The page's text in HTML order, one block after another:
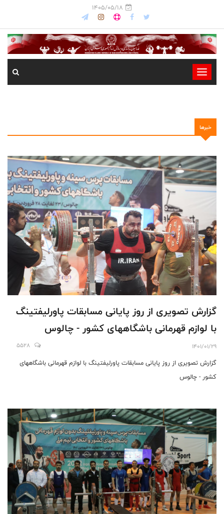
1405/05/18
-
-
-
-
خبرها
گزارش تصویری از روز پایانی مسابقات پاورلیفتینگ
با لوازم قهرمانی باشگاههای کشور - چالوس
1401/01/29
5528
گزارش تصویری از روز پایانی مسابقات پاورلیفتینگ با لوازم قهرمانی باشگاههای
کشور - چالوس